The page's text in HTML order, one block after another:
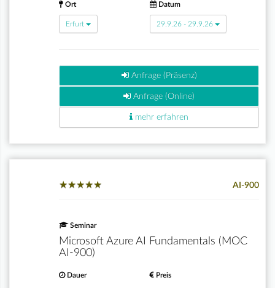
Ort
Erfurt
Datum
29.9.26 - 29.9.26
Anfrage (Präsenz)
Anfrage (Online)
mehr erfahren
★★★★★
★★★★★ AI-900
Seminar
Microsoft Azure AI Fundamentals (MOC
AI-900)
Dauer Preis